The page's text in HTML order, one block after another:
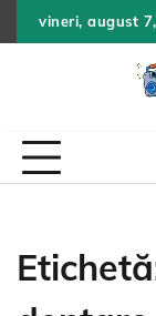
to
vineri, august